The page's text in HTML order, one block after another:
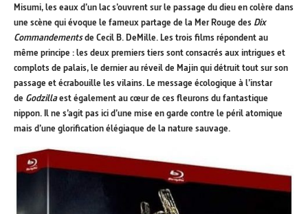
Misumi, les eaux d’un lac s’ouvrent sur le passage du dieu en colère dans
une scène qui évoque le fameux partage de la Mer Rouge des Dix
Commandementsde Cecil B. DeMille. Les trois films répondent au
même principe : les deux premiers tiers sont consacrés aux intrigues et
complots de palais, le dernier au réveil de Majin qui détruit tout sur son
passage et écrabouille les vilains. Le message écologique à l’instar
de Godzillaest également au cœur de ces fleurons du fantastique
nippon. Il ne s’agit pas ici d’une mise en garde contre le péril atomique
mais d’une glorification élégiaque de la nature sauvage.